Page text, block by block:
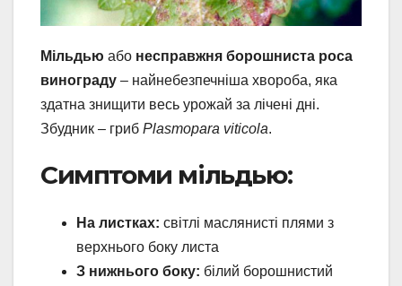
Мільдью або несправжня борошниста роса
винограду – найнебезпечніша хвороба, яка
здатна знищити весь урожай за лічені дні.
Збудник – гриб Plasmopara viticola.
Симптоми мільдью:
На листках: світлі маслянисті плями з
верхнього боку листа
З нижнього боку: білий борошнистий